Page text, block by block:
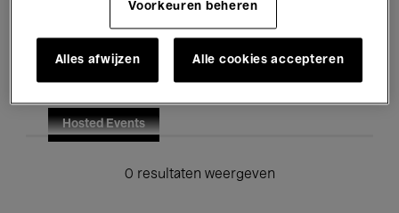
Voor iedereen Kids’ Palace
Onderwijs Rondleidingen
Hosted Events
0 resultaten weergeven
Voorkeuren beheren
Alles afwijzen Alle cookies accepteren